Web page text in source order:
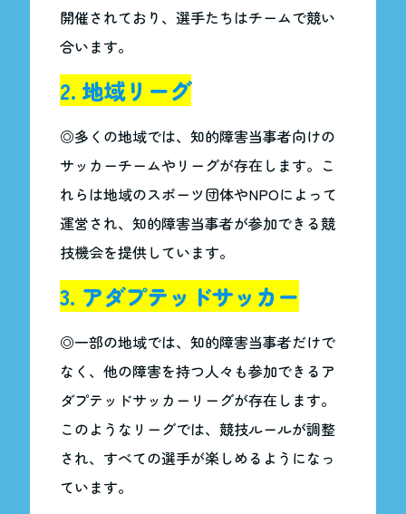
開催されており、選手たちはチームで競い
合います。
2. 地域リーグ
◎多くの地域では、知的障害当事者向けの
サッカーチームやリーグが存在します。こ
れらは地域のスポーツ団体やNPOによって
運営され、知的障害当事者が参加できる競
技機会を提供しています。
3. アダプテッドサッカー
◎一部の地域では、知的障害当事者だけで
なく、他の障害を持つ人々も参加できるア
ダプテッドサッカーリーグが存在します。
このようなリーグでは、競技ルールが調整
され、すべての選手が楽しめるようになっ
ています。